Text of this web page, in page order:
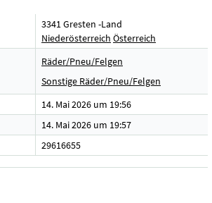
3341 Gresten -Land
Niederösterreich Österreich
Räder/Pneu/Felgen
Sonstige Räder/Pneu/Felgen
14. Mai 2026 um 19:56
14. Mai 2026 um 19:57
29616655